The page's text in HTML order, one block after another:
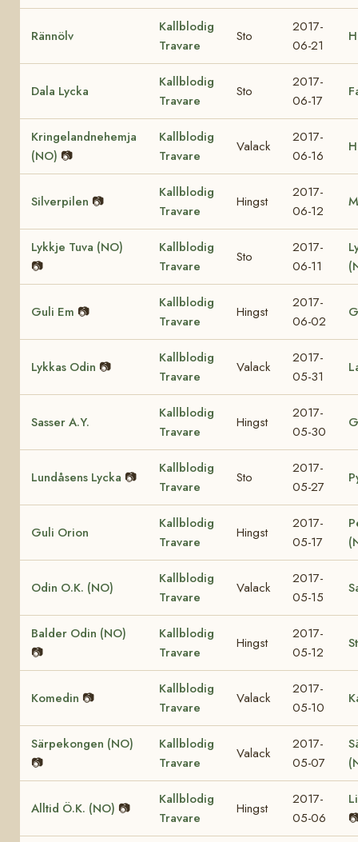
Rännölv
Kallblodig
Travare
Sto
2017-
06-21
Dala Lycka
Kallblodig
Travare
Sto
2017-
06-17
Kringelandnehemja
(NO) 📷
Kallblodig
Travare
Valack
2017-
06-16
Silverpilen 📷
Kallblodig
Travare
Hingst
2017-
06-12
Lykkje Tuva (NO)
📷
Kallblodig
Travare
Sto
2017-
06-11
Guli Em 📷
Kallblodig
Travare
Hingst
2017-
06-02
Lykkas Odin 📷
Kallblodig
Travare
Valack
2017-
05-31
Sasser A.Y.
Kallblodig
Travare
Hingst
2017-
05-30
Lundåsens Lycka 📷
Kallblodig
Travare
Sto
2017-
05-27
Guli Orion
Kallblodig
Travare
Hingst
2017-
05-17
Odin O.K. (NO)
Kallblodig
Travare
Valack
2017-
05-15
Balder Odin (NO)
📷
Kallblodig
Travare
Hingst
2017-
05-12
Komedin 📷
Kallblodig
Travare
Valack
2017-
05-10
Särpekongen (NO)
📷
Kallblodig
Travare
Valack
2017-
05-07
Alltid Ö.K. (NO) 📷
Kallblodig
Travare
Hingst
2017-
05-06